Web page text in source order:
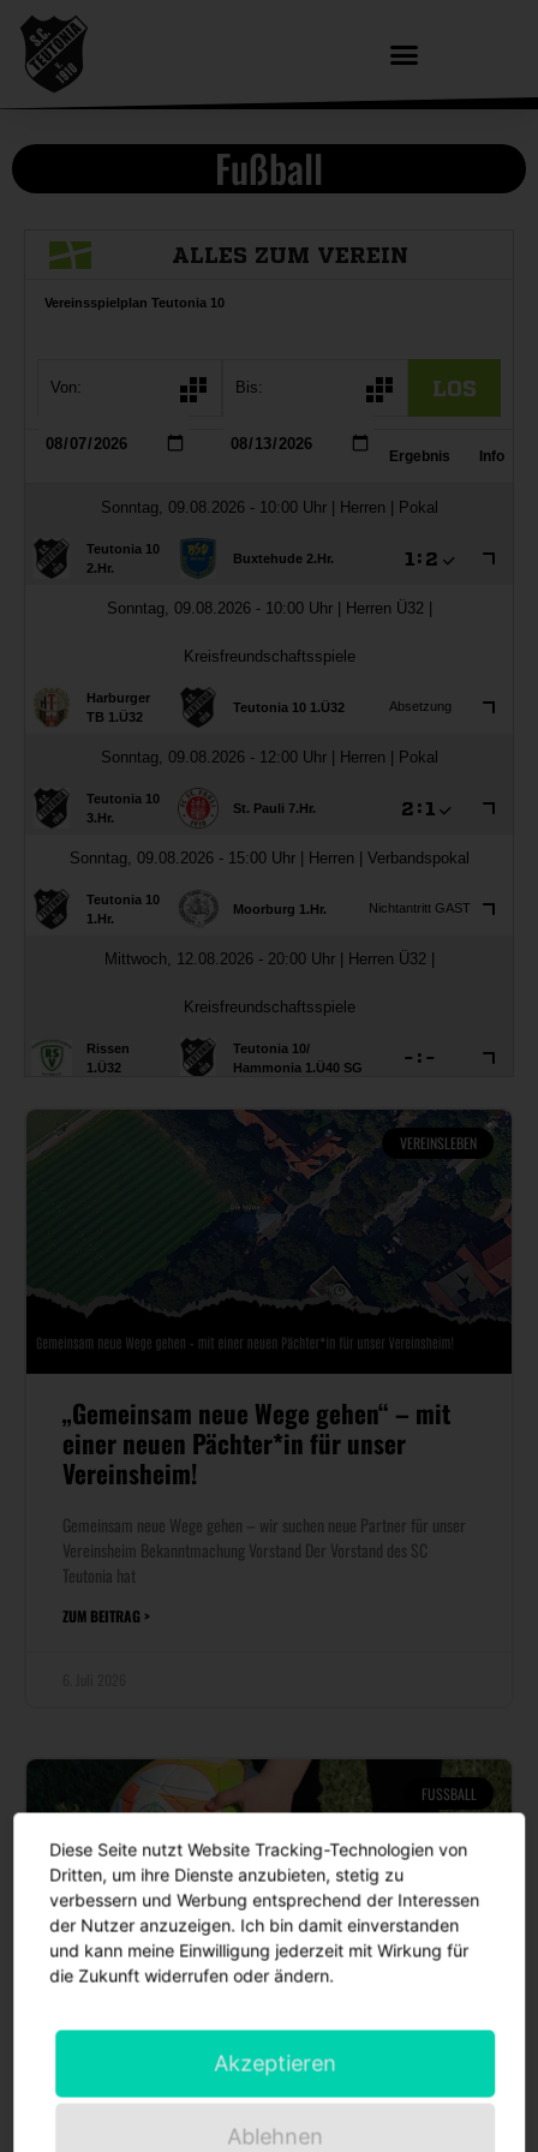
Fußball
VEREINSLEBEN
„Gemeinsam neue Wege gehen“ – mit
einer neuen Pächter*in für unser
Vereinsheim!
Gemeinsam neue Wege gehen – wir suchen neue Partner für unser
Vereinsheim Bekanntmachung Vorstand Der Vorstand des SC
Teutonia hat
ZUM BEITRAG >
FUSSBALL
Neuaufstellung unserer
Fußballnachwuchsabteilung –
gemeinsam in eine neue Ära
Diese Seite nutzt Website Tracking-Technologien von
Dritten, um ihre Dienste anzubieten, stetig zu
verbessern und Werbung entsprechend der Interessen
der Nutzer anzuzeigen. Ich bin damit einverstanden
und kann meine Einwilligung jederzeit mit Wirkung für
die Zukunft widerrufen oder ändern.
Akzeptieren
Ablehnen